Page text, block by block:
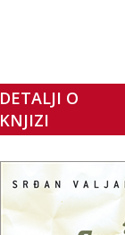
DETALJI O
KNJIZI